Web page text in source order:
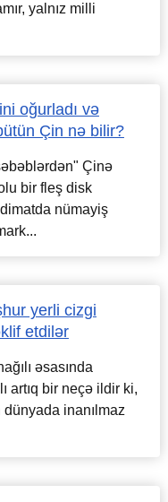
yalnız milli
oğurladı və
Çin nə bilir?
Çinə
bir fleş disk
nümayiş
yerli cizgi
etdilər
əsasında
artıq bir neçə ildir ki,
dünyada inanılmaz